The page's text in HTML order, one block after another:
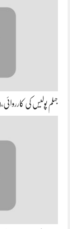
جہلم پولیس کی کارروائی،10 سالہ بچے کو جنسی زیادتی کا نشانہ بنانے والا ملزم…